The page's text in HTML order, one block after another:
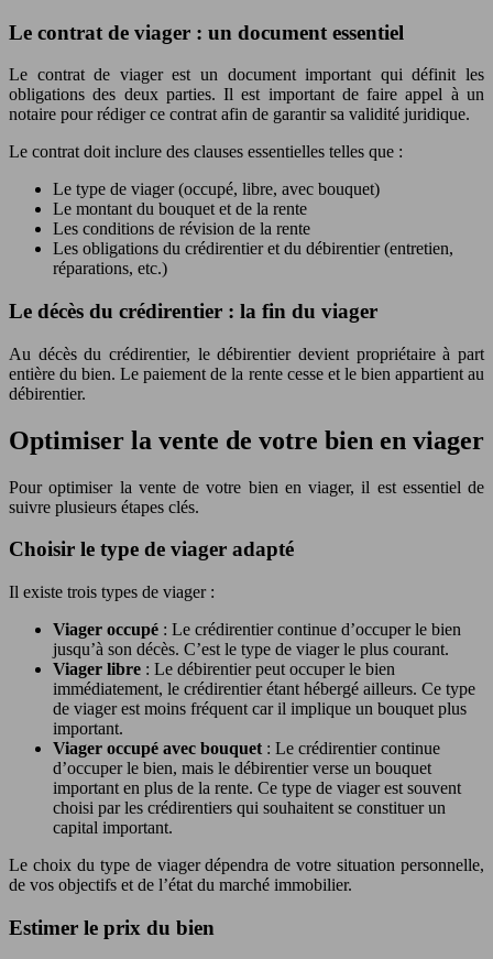
Le contrat de viager : un document essentiel
Le contrat de viager est un document important qui définit les
obligations des deux parties. Il est important de faire appel à un
notaire pour rédiger ce contrat afin de garantir sa validité juridique.
Le contrat doit inclure des clauses essentielles telles que :
Le type de viager (occupé, libre, avec bouquet)
Le montant du bouquet et de la rente
Les conditions de révision de la rente
Les obligations du crédirentier et du débirentier (entretien,
réparations, etc.)
Le décès du crédirentier : la fin du viager
Au décès du crédirentier, le débirentier devient propriétaire à part
entière du bien. Le paiement de la rente cesse et le bien appartient au
débirentier.
Optimiser la vente de votre bien en viager
Pour optimiser la vente de votre bien en viager, il est essentiel de
suivre plusieurs étapes clés.
Choisir le type de viager adapté
Il existe trois types de viager :
Viager occupé : Le crédirentier continue d’occuper le bien
jusqu’à son décès. C’est le type de viager le plus courant.
Viager libre : Le débirentier peut occuper le bien
immédiatement, le crédirentier étant hébergé ailleurs. Ce type
de viager est moins fréquent car il implique un bouquet plus
important.
Viager occupé avec bouquet : Le crédirentier continue
d’occuper le bien, mais le débirentier verse un bouquet
important en plus de la rente. Ce type de viager est souvent
choisi par les crédirentiers qui souhaitent se constituer un
capital important.
Le choix du type de viager dépendra de votre situation personnelle,
de vos objectifs et de l’état du marché immobilier.
Estimer le prix du bien